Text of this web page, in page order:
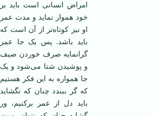
امراض انسانی است باید بر
خود هموار نماید و مدت عمر
او نیز کوتاه‌تر از آن است که
باید باشد. پس یک جا عمر
گرانمایه صرف خوردن صیف
و پوشیدن شتا می‌شود و یک
جا همواره به این فکر هستیم
که گر ببندد چنان که نگشاید
باید دل از عمر برکنیم، ور